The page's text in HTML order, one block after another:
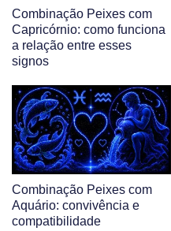
Combinação Peixes com
Capricórnio: como funciona
a relação entre esses
signos
Combinação Peixes com
Aquário: convivência e
compatibilidade